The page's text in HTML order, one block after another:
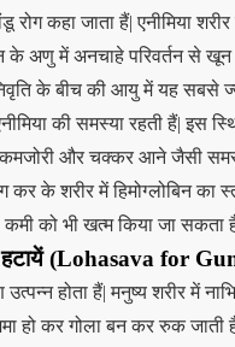
रोग कहा जाता हैं| एनीमिया
के अणु में अनचाहे परिवर्तन से
के बीच की आयु में यह सबसे
की समस्या रहती हैं| इस
और चक्कर आने जैसी
कर के शरीर में हिमोग्लोबिन का
को भी खत्म किया जा सकता
हटायें (Lohasava for
उत्पन्न होता हैं| मनुष्य शरीर में
हो कर गोला बन कर रुक जाती